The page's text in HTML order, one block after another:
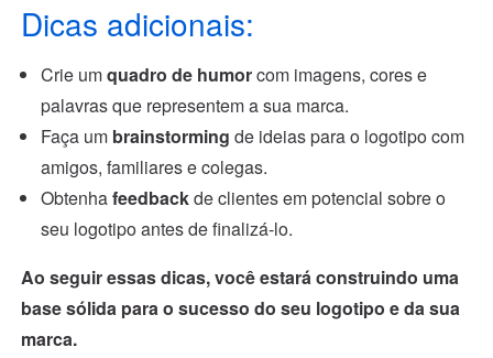
Dicas adicionais:
Crie umquadro de humorcom imagens, cores e
palavras que representem a sua marca.
Faça um brainstorming de ideias para o logotipo com
amigos, familiares e colegas.
Obtenhafeedbackde clientes em potencial sobre o
seu logotipo antes de finalizá-lo.
Ao seguir essas dicas, você estará construindo uma
base sólida para o sucesso do seu logotipo e da sua
marca.